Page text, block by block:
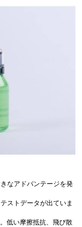
なアドバンテージを発
ストデータが出ていま
低い摩擦抵抗、飛び散